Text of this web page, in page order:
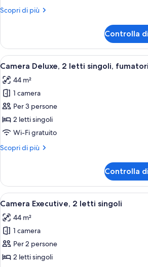
letto
angolo
Scopri di più
Altri
Deluxe,
letto
ad
angolo
Controlla
Apri
tutte
le
foto
per
Camera
Deluxe,
letti
Camera
6
Camera Deluxe, 2 letti singoli, fumatori
44 m²
1 camera
Per 3 persone
2 letti singoli
Wi-Fi gratuito
Scopri di più
Altri
Deluxe,
letti
fumatori
Controlla
Apri
tutte
le
foto
per
Camera
Camera
5
Camera Executive, 2 letti singoli
44 m²
1 camera
Per 2 persone
2 letti singoli